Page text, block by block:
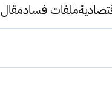
ملفات فساد